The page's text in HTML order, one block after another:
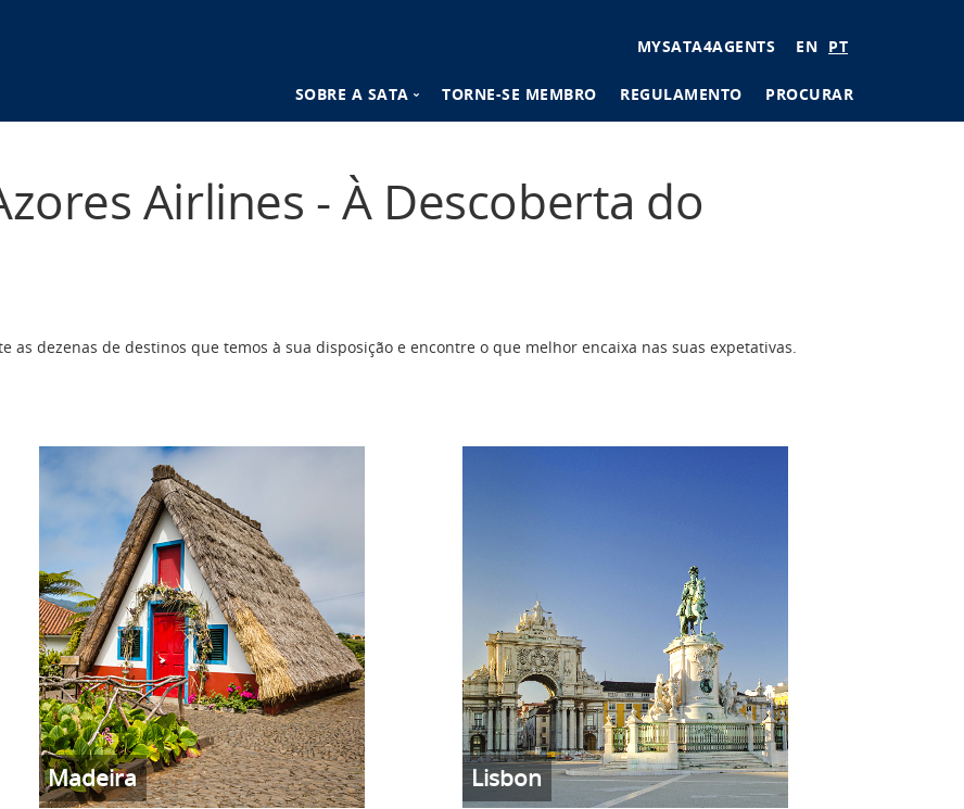
User
account
MYSATA4AGENTS EN PT
SOBRE A SATA
Vantagens SATA
TORNE-SE MEMBRO REGULAMENTO PROCURAR
Airlines - À Descoberta do
as dezenas de destinos que temos à sua disposição e encontre o que melhor encaixa nas suas expetativas.
Madeira Lisbon